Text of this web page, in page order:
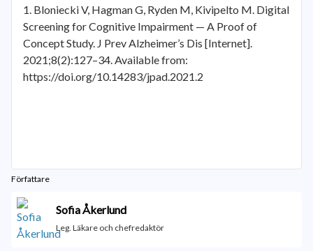
Bloniecki V, Hagman G, Ryden M, Kivipelto M. Digital
Screening for Cognitive Impairment — A Proof of
Concept Study. J Prev Alzheimer’s Dis [Internet].
2021;8(2):127–34. Available from:
https://doi.org/10.14283/jpad.2021.2
Författare
Sofia Åkerlund
Leg. Läkare och chefredaktör